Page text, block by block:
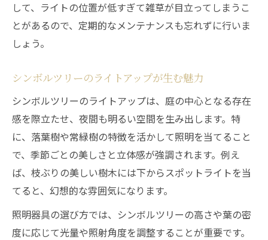
して、ライトの位置が低すぎて雑草が目立ってしまうこ
とがあるので、定期的なメンテナンスも忘れずに行いま
しょう。
シンボルツリーのライトアップが生む魅力
シンボルツリーのライトアップは、庭の中心となる存在
感を際立たせ、夜間も明るい空間を生み出します。特
に、落葉樹や常緑樹の特徴を活かして照明を当てること
で、季節ごとの美しさと立体感が強調されます。例え
ば、枝ぶりの美しい樹木には下からスポットライトを当
てると、幻想的な雰囲気になります。
照明器具の選び方では、シンボルツリーの高さや葉の密
度に応じて光量や照射角度を調整することが重要です。